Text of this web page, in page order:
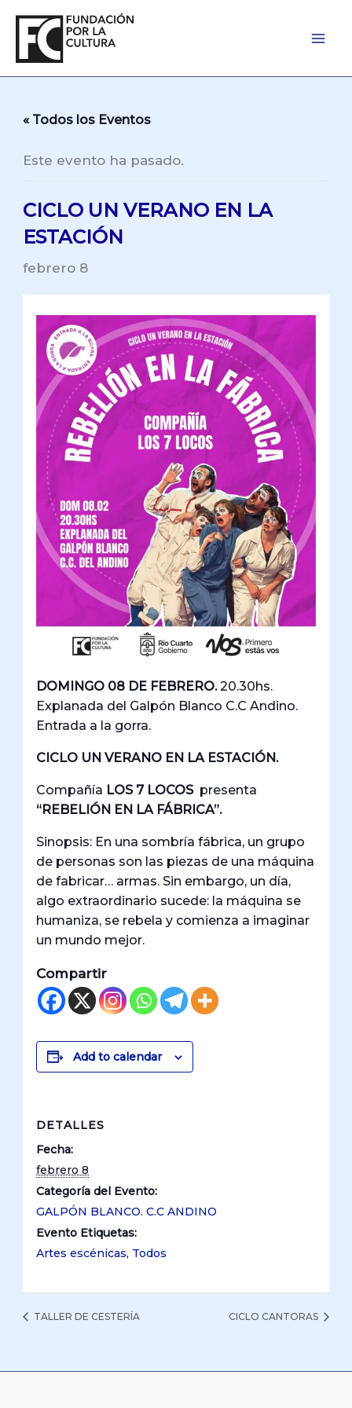
contenido
« Todos los Eventos
Este evento ha pasado.
CICLO UN VERANO EN LA
ESTACIÓN
febrero 8
DOMINGO 08 DE FEBRERO.20.30hs.
Explanada del Galpón Blanco C.C Andino.
Entrada a la gorra.
CICLO UN VERANO EN LA ESTACIÓN.
Compañía LOS 7 LOCOS presenta
“REBELIÓN EN LA FÁBRICA”.
Sinopsis: En una sombría fábrica, un grupo
de personas son las piezas de una máquina
de fabricar… armas. Sin embargo, un día,
algo extraordinario sucede: la máquina se
humaniza, se rebela y comienza a imaginar
un mundo mejor.
Compartir
Add to calendar
DETALLES
Fecha:
febrero 8
Categoría del Evento:
GALPÓN BLANCO. C.C ANDINO
Evento Etiquetas:
Artes escénicas, Todos
TALLER DE CESTERÍA CICLO CANTORAS